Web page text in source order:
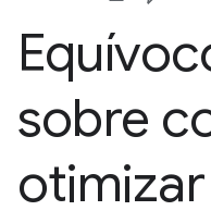
sobre
otimizar